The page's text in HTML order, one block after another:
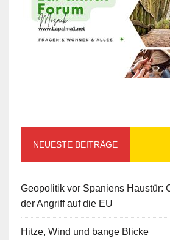
NEUESTE BEITRÄGE
Geopolitik vor Spaniens Haustür:
der Angriff auf die EU
Hitze, Wind und bange Blicke